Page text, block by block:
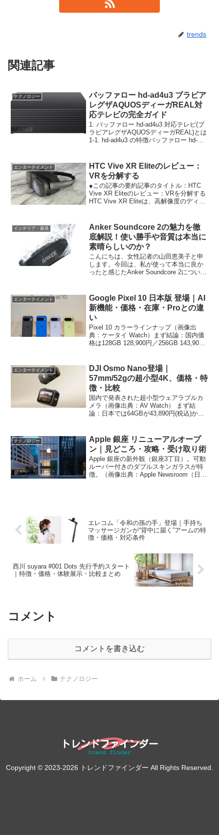
trends
関連記事
テクノロジー
バッファロー hd-ad4u3 ブラビア
レグザAQUOSディーガREAL対
応テレビの完全ガイド
1. バッファロー hd-ad4u3 対応テレビ(ブ
ラビアレグザAQUOSディーガREAL)とは
1-1. hd-ad4u3 の特徴バッファロー hd-
あり、多く...
エンターテイメント
HTC Vive XR Eliteのレビュー：
VRを分解する
●この記事の要約記事のタイトル：HTC
Vive XR Eliteのレビュー：VRを分解する
HTC Vive XR Eliteは、高解像度のディス
ッドセットである。こ...
インテリア・家具
Anker Soundcore 2の魅力を徹
底解説！使い勝手や音質は本当に
素晴らしいのか？
こんにちは、女性記者の山田恵美子と申
します。今回は、私が使って本当に良か
ったと感じたAnker Soundcore 2につい
Soundcore 2...
エンターテイメント
Google Pixel 10 日本版 登場｜AI
新機能・価格・在庫・Proとの違
い
Pixel 10 カラーラインナップ（画像出
典：ケータイ Watch）まず結論：国内価
格は128GB 128,900円／256GB 143,900
AI...
エンターテイメント
DJI Osmo Nano登場｜
57mm/52gの超小型4K、価格・特
徴・比較
国内で発表された超小型ウェアラブルカ
メラ（画像出典：AV Watch） まず結
論：日本では64GBが43,890円(税込)から
ック連携で“手放し撮影”がしやすい...
テクノロジー
Apple 銀座 リニューアルオープ
ン｜見どころ・攻略・受け取り術
Apple 銀座の新外観（銀座3丁目）。可動
ルーバー付きのダブルスキンガラスが特
徴。（画像出典：Apple Newsroom（日
エレコム「令和の孫の手」登場｜手持ち
マッサージガンが“背中に届く”アームの特
徴・価格・対応条件
西川 suyara #001 Dots 先行予約スタート
｜特徴・価格・体験展示・比較まとめ
コメント
コメントを書き込む
ホーム テクノロジー
Copyright © 2023-2026 トレンドファインダー All Rights Reserved.